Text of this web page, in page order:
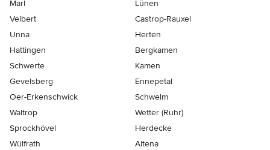
Marl
Lünen
Velbert
Castrop-Rauxel
Unna
Herten
Hattingen
Bergkamen
Schwerte
Kamen
Gevelsberg
Ennepetal
Oer-Erkenschwick
Schwelm
Waltrop
Wetter (Ruhr)
Sprockhövel
Herdecke
Wülfrath
Altena